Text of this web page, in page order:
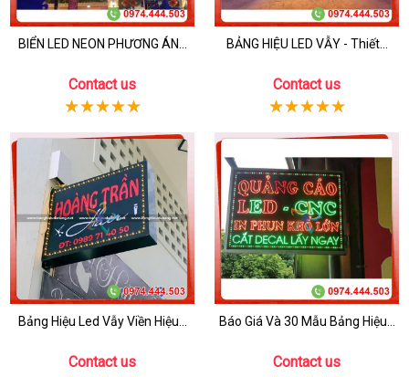
BIỂN LED NEON PHƯƠNG ÁN...
Contact us
BẢNG HIỆU LED VẪY - Thiết...
Contact us
Bảng Hiệu Led Vẫy Viền Hiệu...
Contact us
Báo Giá Và 30 Mẫu Bảng Hiệu...
Contact us